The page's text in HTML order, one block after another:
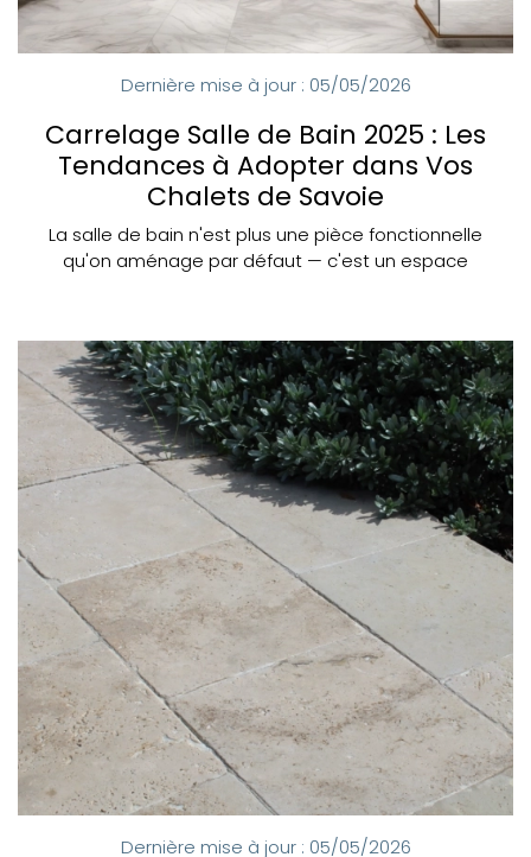
Dernière mise à jour : 05/05/2026
Carrelage Salle de Bain 2025 : Les
Tendances à Adopter dans Vos
Chalets de Savoie
La salle de bain n'est plus une pièce fonctionnelle
qu'on aménage par défaut — c'est un espace
Dernière mise à jour : 05/05/2026